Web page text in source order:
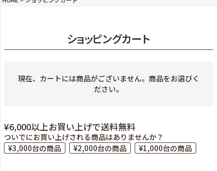
ショッピングカート
現在、カートには商品がございません。商品をお選びく
ださい。
¥6,000以上お買い上げで送料無料
ついでにお買い上げされる商品はありませんか？
¥3,000台の商品
¥2,000台の商品 ¥1,000台の商品